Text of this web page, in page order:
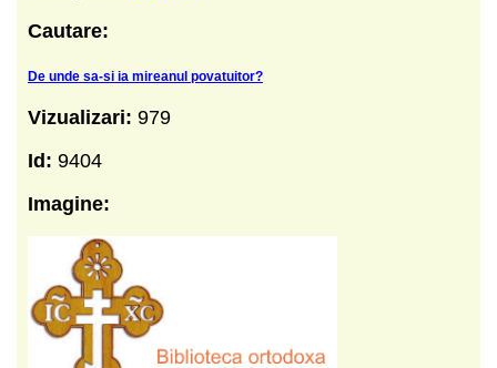
Cautare:
De unde sa-si ia mireanul povatuitor?
Vizualizari: 979
Id: 9404
Imagine: